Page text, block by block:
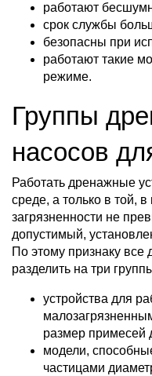
работают
срок службы
безопасны при
работают такие
режиме.
Группы
насосов
Работать дренажные
среде, а только в той,
загрязненности не
допустимый,
По этому признаку
разделить на три
устройства для
размер примесей
модели,
частицами